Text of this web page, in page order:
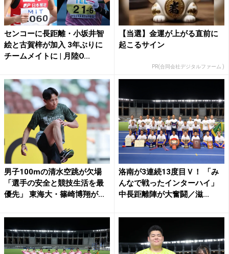
センコーに長距離・小坂井智
絵と古賀梓が加入 3年ぶりに
チームメイトに | 月陸O...
【当選】金運が上がる直前に
起こるサイン
PR(合同会社デジタルファーム )
男子100mの清水空跳が欠場
「選手の安全と競技生活を最
優先」 東海大・篠崎博翔が...
洛南が3連続13度目Ｖ！ 「み
んなで戦ったインターハイ」
中長距離陣が大奮闘／滋...